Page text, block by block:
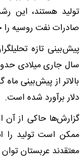
تولید هستند، این
صادرات نفت روسیه را
پیش‌بینی تازه
دلار برآورد شده است.
گزارش‌ها حاکی از
ممکن است تولید را
معتقدند عربستان